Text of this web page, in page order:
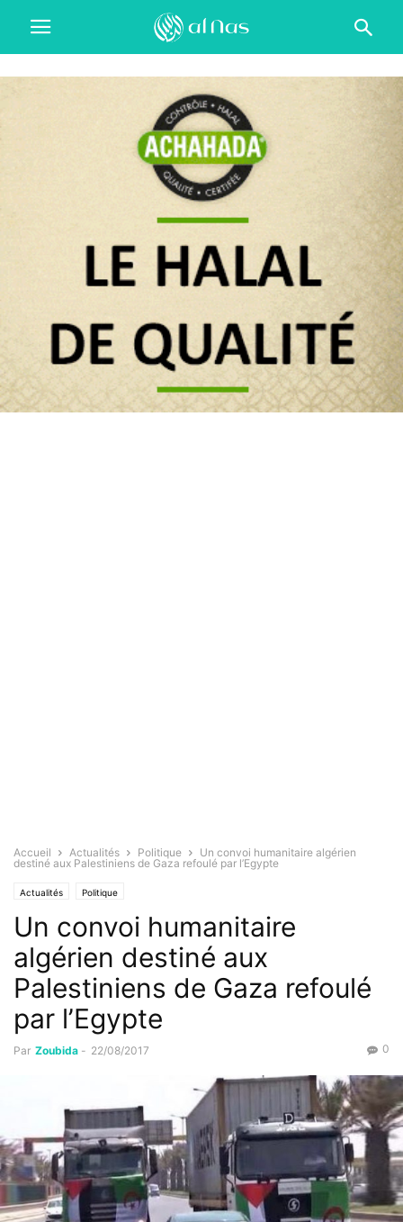
Accueil Actualités Politique
Un convoi humanitaire algérien
destiné aux Palestiniens de Gaza refoulé par l’Egypte
Actualités Politique
Un convoi humanitaire
algérien destiné aux
Palestiniens de Gaza refoulé
par l’Egypte
Par Zoubida - 22/08/2017 0